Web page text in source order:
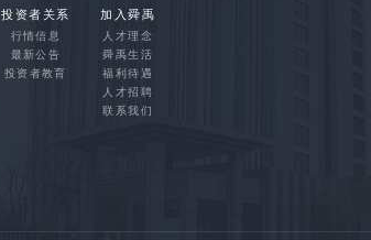
投资者关系
行情信息
最新公告
投资者教育
加入舜禹
人才理念
舜禹生活
福利待遇
人才招聘
联系我们